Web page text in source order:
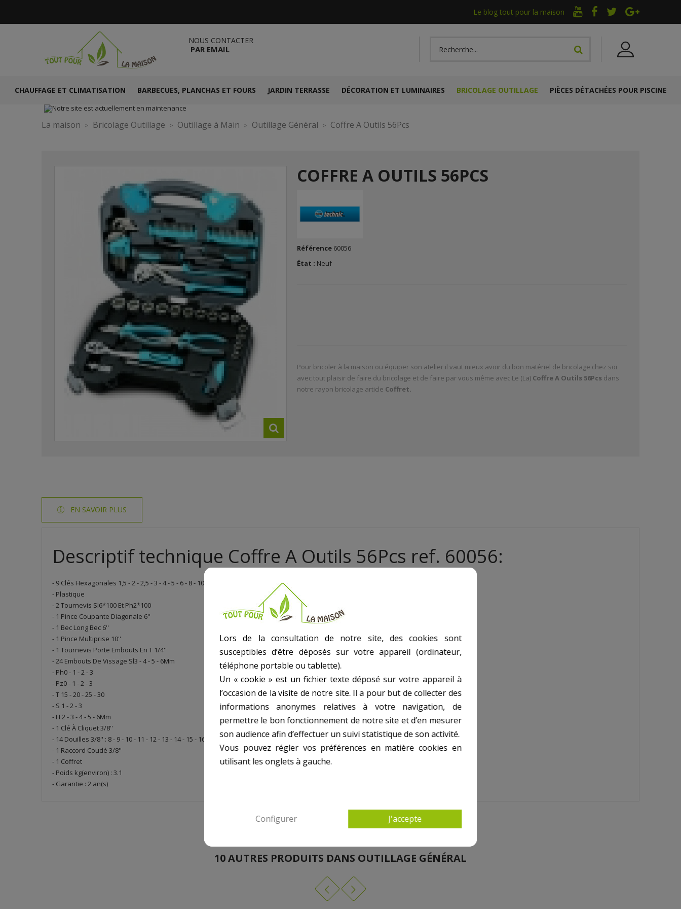
Le blog tout pour la maison
NOUS CONTACTER
PAR EMAIL
CHAUFFAGE ET CLIMATISATION BARBECUES, PLANCHAS ET FOURS JARDIN TERRASSE DÉCORATION ET LUMINAIRES BRICOLAGE OUTILLAGE PIÈCES DÉTACHÉES POUR PISCINE
La maison Bricolage Outillage Outillage à Main Outillage Général Coffre A Outils 56Pcs
COFFRE A OUTILS 56PCS
Référence 60056
État : Neuf
Pour bricoler à la maison ou équiper son atelier il vaut mieux avoir du bon matériel de bricolage chez soi
avec tout plaisir de faire du bricolage et de faire par vous même avec Le (La) Coffre A Outils 56Pcs dans
notre rayon bricolage article Coffret.
EN SAVOIR PLUS
Descriptif technique Coffre A Outils 56Pcs ref. 60056:
- 9 Clés Hexagonales 1,5 - 2 - 2,5 - 3 - 4 - 5 - 6 - 8 - 10Mm Avec Support
- Plastique
- 2 Tournevis Sl6*100 Et Ph2*100
- 1 Pince Coupante Diagonale 6''
- 1 Bec Long Bec 6''
- 1 Pince Multiprise 10''
- 1 Tournevis Porte Embouts En T 1/4''
- 24 Embouts De Vissage Sl3 - 4 - 5 - 6Mm
- Ph0 - 1 - 2 - 3
- Pz0 - 1 - 2 - 3
- T 15 - 20 - 25 - 30
- S 1 - 2 - 3
- H 2 - 3 - 4 - 5 - 6Mm
- 1 Clé À Cliquet 3/8''
- 14 Douilles 3/8'' : 8 - 9 - 10 - 11 - 12 - 13 - 14 - 15 - 16 - 17 - 18 - 19 - 21 - 22M
- 1 Raccord Coudé 3/8''
- 1 Coffret
- Poids kg(environ) : 3.1
- Garantie : 2 an(s)
10 AUTRES PRODUITS DANS OUTILLAGE GÉNÉRAL
Lors de la consultation de notre site, des cookies sont
susceptibles d’être déposés sur votre appareil (ordinateur,
téléphone portable ou tablette).
Un « cookie » est un fichier texte déposé sur votre appareil à
l’occasion de la visite de notre site. Il a pour but de collecter des
informations anonymes relatives à votre navigation, de
permettre le bon fonctionnement de notre site et d’en mesurer
son audience afin d’effectuer un suivi statistique de son activité.
Vous pouvez régler vos préférences en matière cookies en
utilisant les onglets à gauche.
Configurer J'accepte